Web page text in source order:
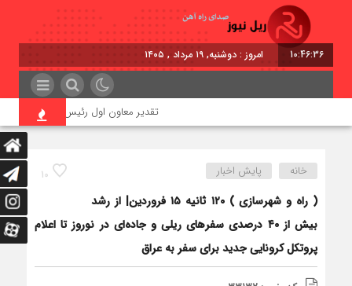
10:46:36 امروز : دوشنبه, ۱۹ مرداد , ۱۴۰۵
تقدیر معاون اول رئیس‌جمهور از
10 خانه پایش اخبار
( راه و شهرسازی ) ۱۲۰ ثانیه ۱۵ فروردین‌| از رشد
بیش از ۴۰ درصدی سفرهای ریلی و جاده‌ای در نوروز تا اعلام
پروتکل کرونایی جدید برای سفر به عراق